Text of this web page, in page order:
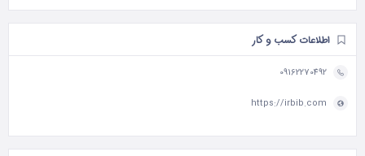
اطلاعات کسب و کار
09162270492
https://irbib.com